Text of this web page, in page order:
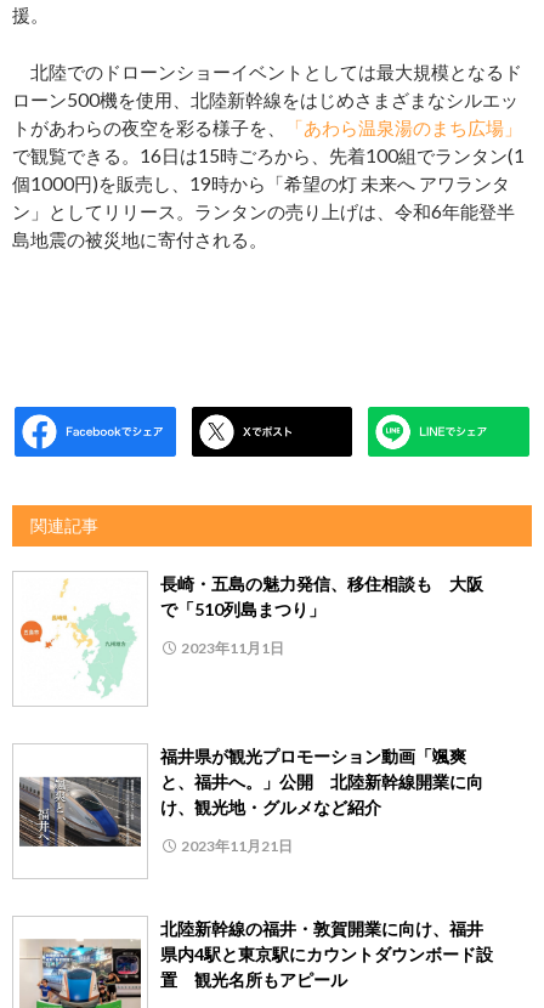
援。
北陸でのドローンショーイベントとしては最大規模となるド
ローン500機を使用、北陸新幹線をはじめさまざまなシルエッ
トがあわらの夜空を彩る様子を、
「あわら温泉湯のまち広場」
で観覧できる。16日は15時ごろから、先着100組でランタン(1
個1000円)を販売し、19時から「希望の灯 未来へ アワランタ
ン」としてリリース。ランタンの売り上げは、令和6年能登半
島地震の被災地に寄付される。
関連記事
長崎・五島の魅力発信、移住相談も 大阪
で「510列島まつり」
2023年11月1日
福井県が観光プロモーション動画「颯爽
と、福井へ。」公開 北陸新幹線開業に向
け、観光地・グルメなど紹介
2023年11月21日
北陸新幹線の福井・敦賀開業に向け、福井
県内4駅と東京駅にカウントダウンボード設
置 観光名所もアピール